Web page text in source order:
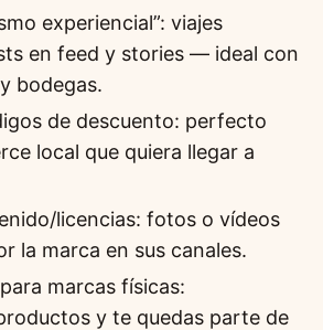
experiencial”: viajes
en feed y stories — ideal con
bodegas.
de descuento: perfecto
local que quiera llegar a
licencias: fotos o vídeos
la marca en sus canales.
marcas físicas:
y te quedas parte de